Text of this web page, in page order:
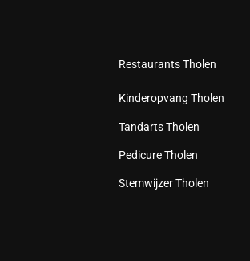
Restaurants Tholen
Kinderopvang Tholen
Tandarts Tholen
Pedicure Tholen
Stemwijzer Tholen